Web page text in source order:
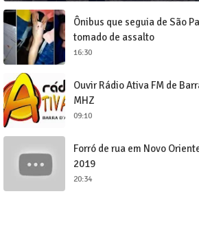
Ônibus que seguia de São
tomado de assalto
16:30
Ouvir Rádio Ativa FM de
MHZ
09:10
Forró de rua em Novo
2019
20:34